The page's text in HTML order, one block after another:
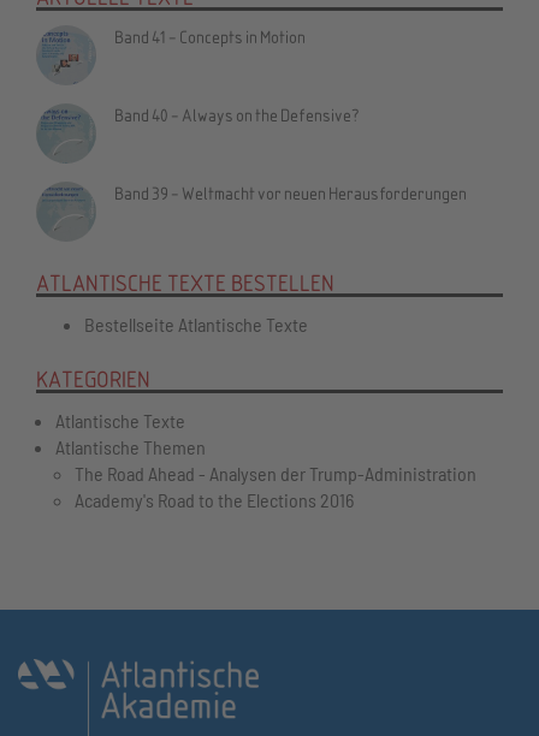
Band 41 - Concepts in Motion
Band 40 - Always on the Defensive?
Band 39 - Weltmacht vor neuen Herausforderungen
ATLANTISCHE TEXTE BESTELLEN
Bestellseite Atlantische Texte
KATEGORIEN
Atlantische Texte
Atlantische Themen
The Road Ahead - Analysen der Trump-Administration
Academy's Road to the Elections 2016